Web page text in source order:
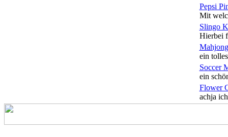
Pepsi
Mit
Slingo
Hierbei
ein
Soccer
ein
Flower
achja